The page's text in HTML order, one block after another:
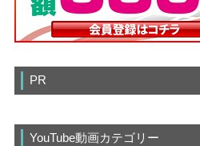
PR
YouTube動画カテゴリー